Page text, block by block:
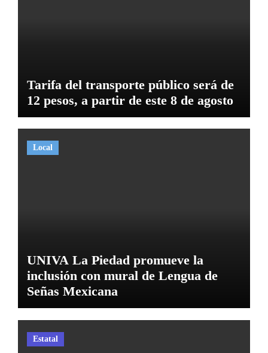
Tarifa del transporte público será de
12 pesos, a partir de este 8 de agosto
Local
UNIVA La Piedad promueve la
inclusión con mural de Lengua de
Señas Mexicana
Estatal